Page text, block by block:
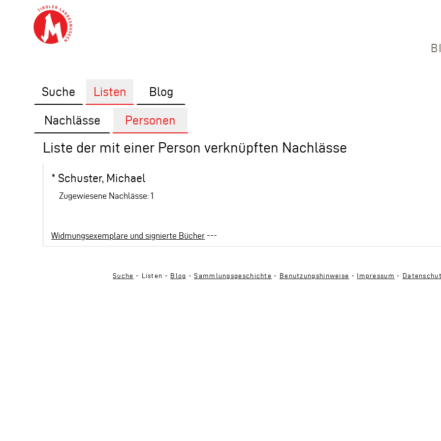
Suche Listen Blog
Nachlässe Personen
Liste der mit einer Person verknüpften Nachlässe
*Schuster, Michael
Zugewiesene Nachlässe: 1
Widmungsexemplare und signierte Bücher ---
Suche - Listen - Blog -Sammlungsgeschichte - Benutzungshinweise - Impressum -